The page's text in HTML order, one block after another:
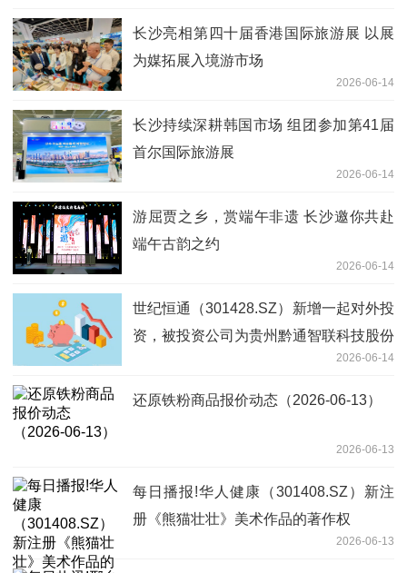
长沙亮相第四十届香港国际旅游展 以展
为媒拓展入境游市场
2026-06-14
长沙持续深耕韩国市场 组团参加第41届
首尔国际旅游展
2026-06-14
游屈贾之乡，赏端午非遗 长沙邀你共赴
端午古韵之约
2026-06-14
世纪恒通（301428.SZ）新增一起对外投
资，被投资公司为贵州黔通智联科技股份
2026-06-14
还原铁粉商品报价动态（2026-06-13）
2026-06-13
每日播报!华人健康（301408.SZ）新注
册《熊猫壮壮》美术作品的著作权
2026-06-13